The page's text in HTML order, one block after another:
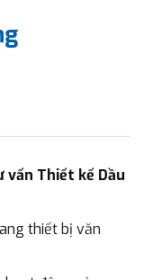
vấn Thiết kế Dầu
thiết bị văn